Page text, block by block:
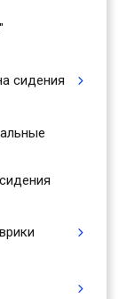
сидения